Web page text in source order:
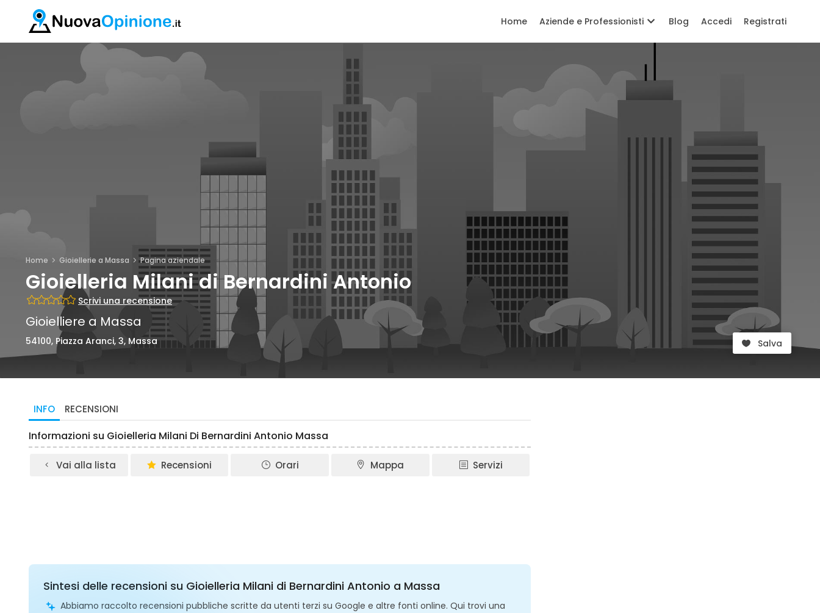
Home Aziende e Professionisti Blog Accedi Registrati
Home Gioiellerie a Massa Pagina aziendale
Gioielleria Milani di Bernardini Antonio
Scrivi una recensione
Gioielliere a Massa
54100, Piazza Aranci, 3, Massa Salva
INFO RECENSIONI
Informazioni su Gioielleria Milani Di Bernardini Antonio Massa
Vai alla lista Recensioni Orari Mappa Servizi
Sintesi delle recensioni su Gioielleria Milani di Bernardini Antonio a Massa
Abbiamo raccolto recensioni pubbliche scritte da utenti terzi su Google e altre fonti online. Qui trovi una